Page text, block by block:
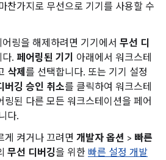
찬가지로 무선으로 기기를 사용할 수
링을 해제하려면 기기에서 무선 디
. 페어링된 기기 아래에서 워크스테
삭제 를 선택합니다. 또는 기기 설정
버깅 승인 취소를 클릭하여 워크스테
링된 다른 모든 워크스테이션을 페어
다.
게 켜거나 끄려면 개발자 옵션 > 빠른
무선 디버깅을 위한 빠른 설정 개발